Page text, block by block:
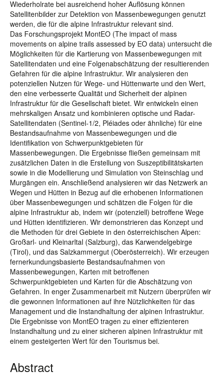
Wiederholrate bei ausreichend hoher Auflösung können
Satellitenbilder zur Detektion von Massenbewegungen genutzt
werden, die für die alpine Infrastruktur relevant sind.
Das Forschungsprojekt MontEO (The impact of mass
movements on alpine trails assessed by EO data) untersucht die
Möglichkeiten für die Kartierung von Massenbewegungen mit
Satellitendaten und eine Folgenabschätzung der resultierenden
Gefahren für die alpine Infrastruktur. Wir analysieren den
potenziellen Nutzen für Wege- und Hüttenwarte und den Wert,
den eine verbesserte Qualität und Sicherheit der alpinen
Infrastruktur für die Gesellschaft bietet. Wir entwickeln einen
mehrskaligen Ansatz und kombinieren optische und Radar-
Satellitendaten (Sentinel-1/2, Pléiades oder ähnliche) für eine
Bestandsaufnahme von Massenbewegungen und die
Identifikation von Schwerpunktgebieten für
Massenbewegungen. Die Ergebnisse fließen gemeinsam mit
zusätzlichen Daten in die Erstellung von Suszeptibilitätskarten
sowie in die Modellierung und Simulation von Steinschlag und
Murgängen ein. Anschließend analysieren wir das Netzwerk an
Wegen und Hütten in Bezug auf die erhobenen Informationen
über Massenbewegungen und schätzen die Folgen für die
alpine Infrastruktur ab, indem wir (potenziell) betroffene Wege
und Hütten identifizieren. Wir demonstrieren das Konzept und
die Methoden für drei Gebiete in den österreichischen Alpen:
Großarl- und Kleinarltal (Salzburg), das Karwendelgebirge
(Tirol), und das Salzkammergut (Oberösterreich). Wir erzeugen
fernerkundungsbasierte Bestandsaufnahmen von
Massenbewegungen, Karten mit betroffenen
Schwerpunktgebieten und Karten für die Abschätzung von
Gefahren. In enger Zusammenarbeit mit Nutzern überprüfen wir
die gewonnen Informationen auf ihre Nützlichkeiten für das
Management und die Instandhaltung der alpinen Infrastruktur.
Die Ergebnisse von MontEO tragen zu einer effizienteren
Instandhaltung und zu einer sicheren alpinen Infrastruktur mit
einem gesteigerten Wert für den Tourismus bei.
Abstract